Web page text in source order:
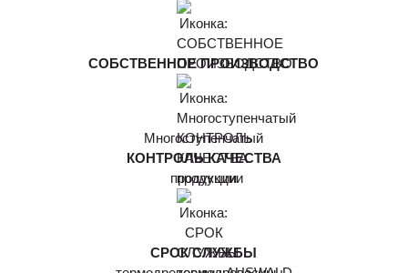
СОБСТВЕННОЕ ПРОИЗВОДСТВО
Многоступенчатый
КОНТРОЛЬ КАЧЕСТВА
продукции
СРОК СЛУЖБЫ